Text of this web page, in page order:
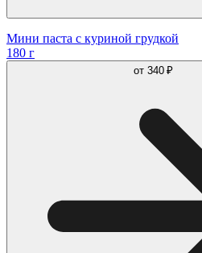
Мини паста с куриной грудкой
180 г
от 340 ₽